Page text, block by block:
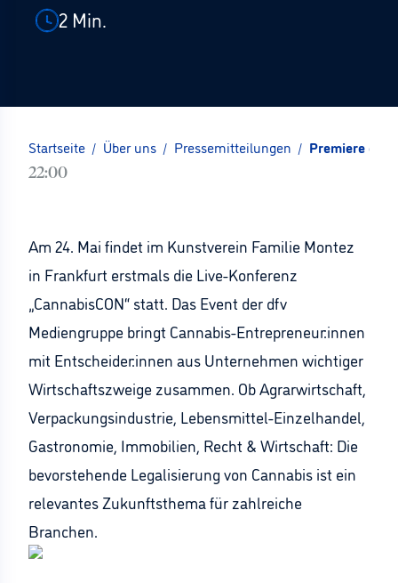
2 Min.
Startseite / Über uns / Pressemitteilungen / Premiere der
22:00
Am 24. Mai findet im Kunstverein Familie Montez
in Frankfurt erstmals die Live-Konferenz
„CannabisCON“ statt. Das Event der dfv
Mediengruppe bringt Cannabis-Entrepreneur:innen
mit Entscheider:innen aus Unternehmen wichtiger
Wirtschaftszweige zusammen. Ob Agrarwirtschaft,
Verpackungsindustrie, Lebensmittel-Einzelhandel,
Gastronomie, Immobilien, Recht & Wirtschaft: Die
bevorstehende Legalisierung von Cannabis ist ein
relevantes Zukunftsthema für zahlreiche
Branchen.